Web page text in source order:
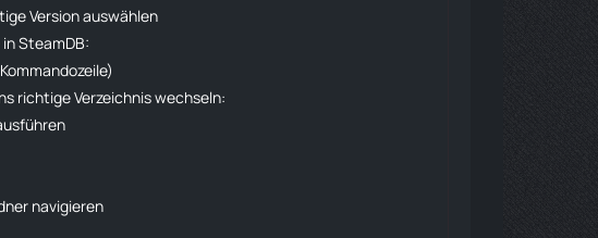
Version auswählen
SteamDB:
richtige Verzeichnis wechseln:
navigieren